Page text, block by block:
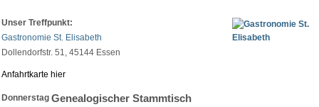
Unser Treffpunkt:
Gastronomie St. Elisabeth
Dollendorfstr. 51, 45144 Essen
Anfahrtkarte hier
Donnerstag Genealogischer Stammtisch